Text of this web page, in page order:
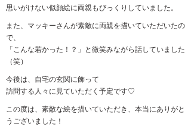
思いがけない似顔絵に両親もびっくりしていました。
また、マッキーさんが素敵に両親を描いていただいたの
で、
「こんな若かった！？」と微笑みながら話していました
（笑）
今後は、自宅の玄関に飾って
訪問する人々に見ていただく予定です♡
この度は、素敵な絵を描いていただき、本当にありがと
うございました！